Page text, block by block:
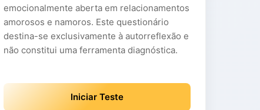
emocionalmente aberta em relacionamentos
amorosos e namoros. Este questionário
destina-se exclusivamente à autorreflexão e
não constitui uma ferramenta diagnóstica.
Iniciar Teste